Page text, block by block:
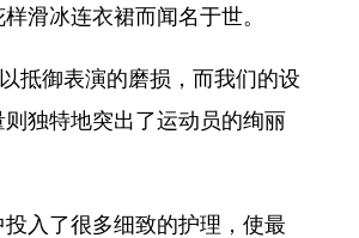
滑冰连衣裙而闻名于世。
抵御表演的磨损，而我们的设
独特地突出了运动员的绚丽
入了很多细致的护理 ，使最